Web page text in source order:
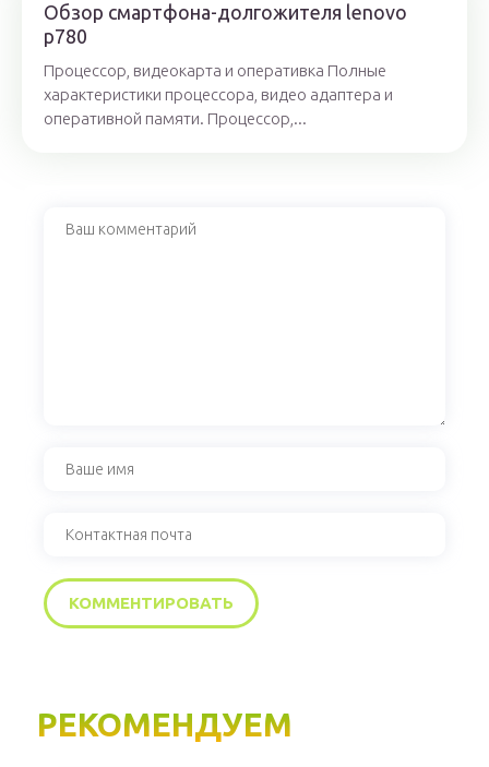
Обзор смартфона-долгожителя lenovo
p780
Процессор, видеокарта и оперативка Полные
характеристики процессора, видео адаптера и
оперативной памяти. Процессор,...
РЕКОМЕНДУЕМ